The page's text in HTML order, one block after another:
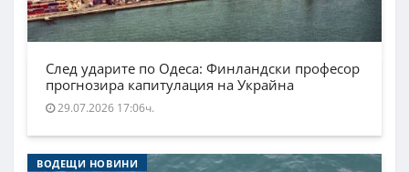
След ударите по Одеса: Финландски професор
прогнозира капитулация на Украйна
29.07.2026 17:06ч.
ВОДЕЩИ НОВИНИ